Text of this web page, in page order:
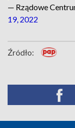
— Rządowe
19, 2022
Źródło: